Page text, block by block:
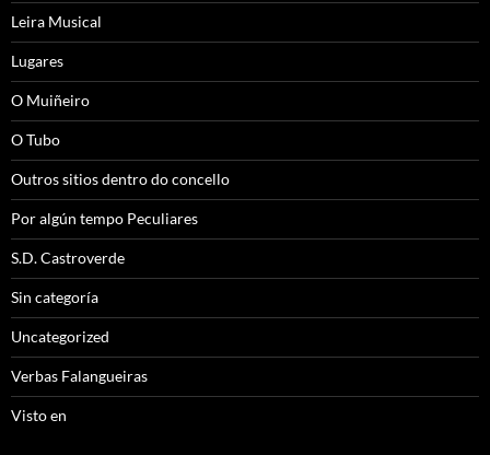
Leira Musical
Lugares
O Muiñeiro
O Tubo
Outros sitios dentro do concello
Por algún tempo Peculiares
S.D. Castroverde
Sin categoría
Uncategorized
Verbas Falangueiras
Visto en